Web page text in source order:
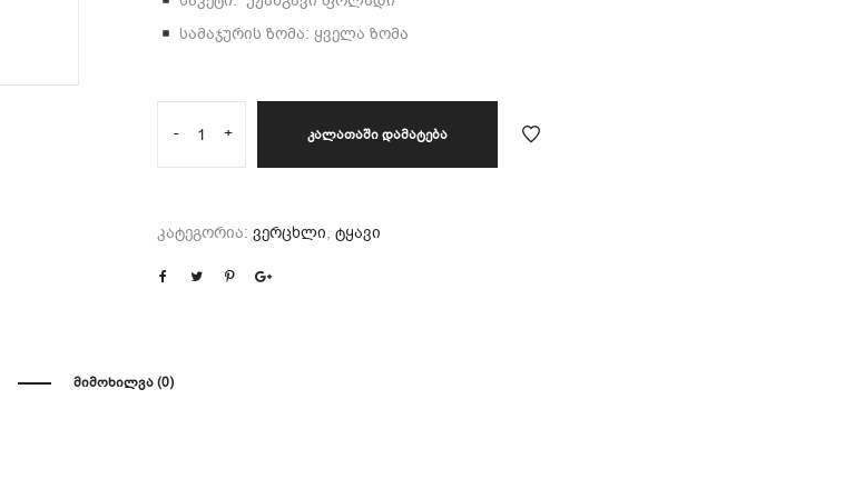
სამაჯურის ზომა: ყველა ზომა
- + ᲙᲐᲚᲐᲗᲐᲨᲘ ᲓᲐᲛᲐᲢᲔᲑᲐ
კატეგორია: ვერცხლი, ტყავი
ᲛᲘᲛᲝᲮᲘᲚᲕᲐ (0)